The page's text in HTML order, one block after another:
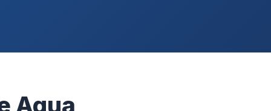
Agua